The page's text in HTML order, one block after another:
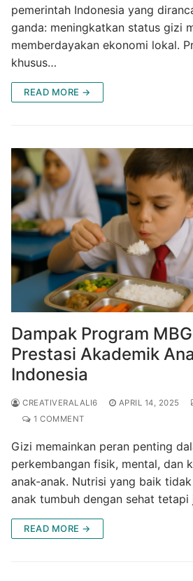
pemerintah Indonesia yang
ganda: meningkatkan status gizi
memberdayakan ekonomi lokal.
khusus…
READ MORE →
Dampak Program
Prestasi Akademik
Indonesia
CREATIVERALALI6 APRIL 14, 2025
1 COMMENT
Gizi memainkan peran penting
perkembangan fisik, mental, dan
anak-anak. Nutrisi yang baik
anak tumbuh dengan sehat
READ MORE →